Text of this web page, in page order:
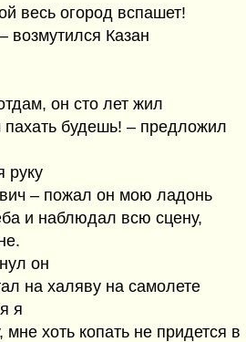
весь огород вспашет!
возмутился Казан
он сто лет жил
будешь! – предложил
руку
– пожал он мою ладонь
и наблюдал всю сцену,
он
на халяву на самолете
я
хоть копать не придется в